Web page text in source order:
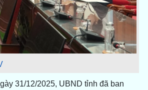
31/12/2025, UBND tỉnh đã ban